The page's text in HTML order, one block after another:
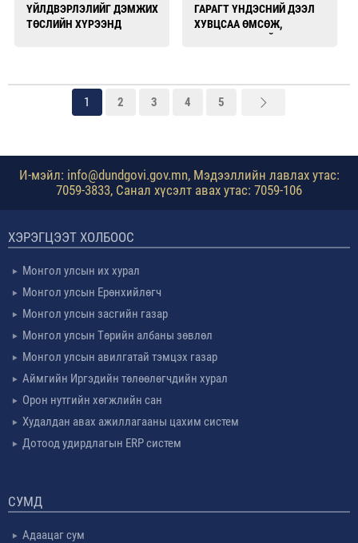
ҮЙЛДВЭРЛЭЛИЙГ ДЭМЖИХ
ТӨСЛИЙН ХҮРЭЭНД
ГАРАГТ ҮНДЭСНИЙ ДЭЭЛ
ХУВЦСАА ӨМСӨЖ,
1 2 3 4 5
И-мэйл: info@dundgovi.gov.mn, Мэдээллийн лавлах утас:
7059-3833, Санал хүсэлт авах утас: 7059-106
ХЭРЭГЦЭЭТ ХОЛБООС
Монгол улсын их хурал
Монгол улсын Ерөнхийлөгч
Монгол улсын засгийн газар
Монгол улсын Төрийн албаны зөвлөл
Монгол улсын авилгатай тэмцэх газар
Аймгийн Иргэдийн төлөөлөгчдийн хурал
Орон нутгийн хөгжлийн сан
Худалдан авах ажиллагааны цахим систем
Дотоод удирдлагын ERP систем
СУМД
Адаацаг сум